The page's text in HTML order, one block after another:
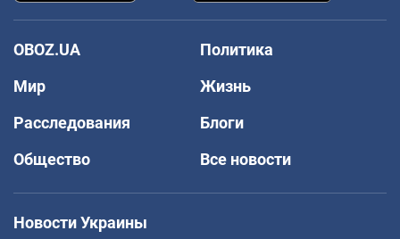
OBOZ.UA
Политика
Мир
Жизнь
Расследования
Блоги
Общество
Все новости
Новости Украины